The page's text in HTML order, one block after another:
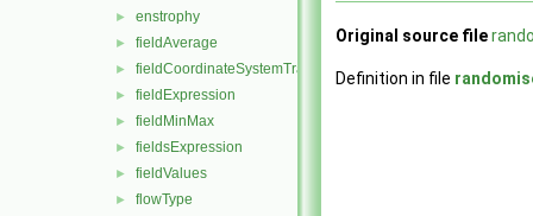
► enstrophy
► fieldAverage
► fieldCoordinateSystemTransform
► fieldExpression
► fieldMinMax
► fieldsExpression
► fieldValues
► flowType
Original source file
Definition in file